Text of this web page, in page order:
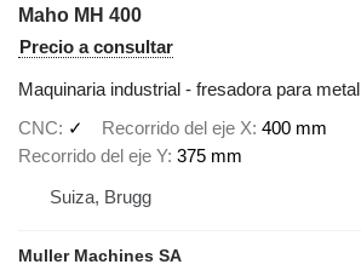
Maho MH 400
Precio a consultar
Maquinaria industrial - fresadora para metal
CNC
✓ Recorrido del eje X 400 mm
Recorrido del eje Y 375 mm
Suiza, Brugg
Muller Machines SA